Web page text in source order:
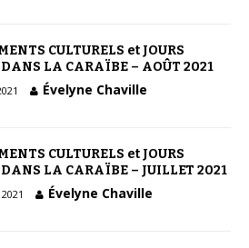
CULTURELS et JOURS
DANS LA CARAÏBE – AOÛT 2021
Évelyne Chaville
CULTURELS et JOURS
DANS LA CARAÏBE – JUILLET 2021
Évelyne Chaville